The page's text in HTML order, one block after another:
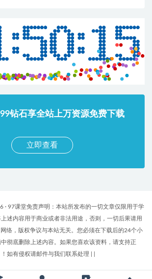
钻石享全站上万资源免费下载
立即查看
· 97课堂免责声明：本站所发布的一切文章仅限用于学
述内容用于商业或者非法用途，否则，一切后果请用
络，版权争议与本站无关。您必须在下载后的24个小
彻底删除上述内容。如果您喜欢该资料，请支持正
！如有侵权请邮件与我们联系处理